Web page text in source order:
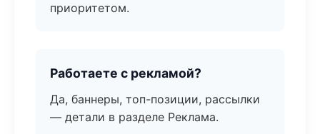
приоритетом.
Работаете с рекламой?
Да, баннеры, топ-позиции, рассылки
— детали в разделе Реклама.